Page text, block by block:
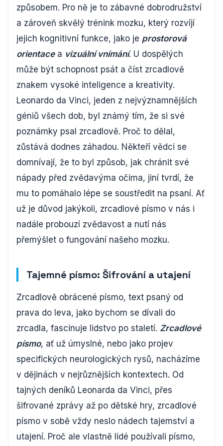
způsobem. Pro ně je to zábavné dobrodružství
a zároveň skvělý trénink mozku, který rozvíjí
jejich kognitivní funkce, jako je prostorová
orientacea vizuální vnímání. U dospělých
může být schopnost psát a číst zrcadlově
znakem vysoké inteligence a kreativity.
Leonardo da Vinci, jeden z nejvýznamnějších
géniů všech dob, byl známý tím, že si své
poznámky psal zrcadlově. Proč to dělal,
zůstává dodnes záhadou. Někteří vědci se
domnívají, že to byl způsob, jak chránit své
nápady před zvědavýma očima, jiní tvrdí, že
mu to pomáhalo lépe se soustředit na psaní. Ať
už je důvod jakýkoli, zrcadlové písmo v nás i
nadále probouzí zvědavost a nutí nás
přemýšlet o fungování našeho mozku.
Tajemné písmo: Šifrování a utajení
Zrcadlově obrácené písmo, text psaný od
prava do leva, jako bychom se dívali do
zrcadla, fascinuje lidstvo po staletí. Zrcadlové
písmo, ať už úmyslné, nebo jako projev
specifických neurologických rysů, nacházíme
v dějinách v nejrůznějších kontextech. Od
tajných deníků Leonarda da Vinci, přes
šifrované zprávy až po dětské hry, zrcadlové
písmo v sobě vždy neslo nádech tajemství a
utajení. Proč ale vlastně lidé používali písmo,